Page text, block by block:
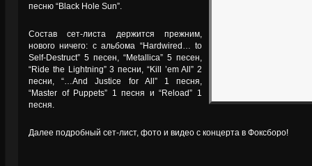
песню “Black Hole Sun”.
Состав сет-листа держится прежним,
нового ничего: с альбома “Hardwired… to
Self‐Destruct” 5 песен, “Metallica” 5 песен,
“Ride the Lightning” 3 песни, “Kill ’em All” 2
песни, “…And Justice for All” 1 песня,
“Master of Puppets” 1 песня и “Reload” 1
песня.
Далее подробный сет-лист, фото и видео с концерта в Фоксборо!